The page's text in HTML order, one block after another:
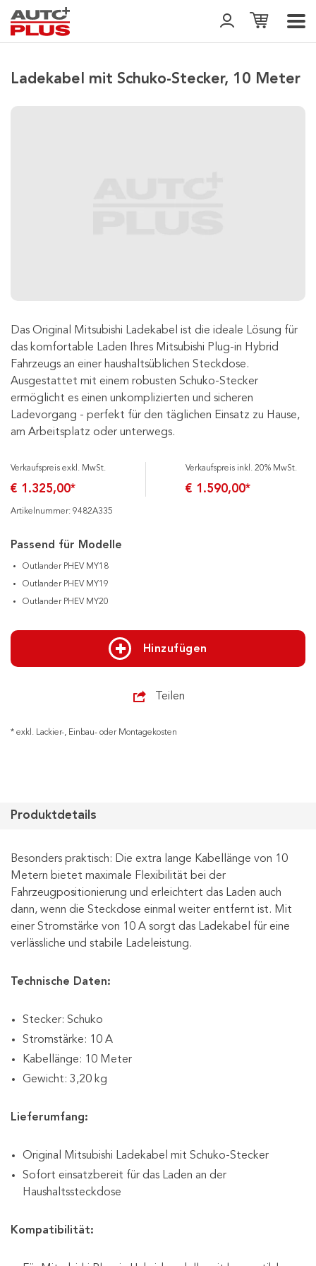
Ladekabel mit Schuko-Stecker, 10 Meter
Das Original Mitsubishi Ladekabel ist die ideale Lösung für
das komfortable Laden Ihres Mitsubishi Plug-in Hybrid
Fahrzeugs an einer haushaltsüblichen Steckdose.
Ausgestattet mit einem robusten Schuko-Stecker
ermöglicht es einen unkomplizierten und sicheren
Ladevorgang - perfekt für den täglichen Einsatz zu Hause,
am Arbeitsplatz oder unterwegs.
Verkaufspreis exkl. MwSt.
€ 1.325,00*
Verkaufspreis inkl. 20% MwSt.
€ 1.590,00*
Artikelnummer: 9482A335
Passend für Modelle
Outlander PHEV MY18
Outlander PHEV MY19
Outlander PHEV MY20
Hinzufügen
Teilen
* exkl. Lackier-, Einbau- oder Montagekosten
Produktdetails
Besonders praktisch: Die extra lange Kabellänge von 10
Metern bietet maximale Flexibilität bei der
Fahrzeugpositionierung und erleichtert das Laden auch
dann, wenn die Steckdose einmal weiter entfernt ist. Mit
einer Stromstärke von 10 A sorgt das Ladekabel für eine
verlässliche und stabile Ladeleistung.
Technische Daten:
Stecker: Schuko
Stromstärke: 10 A
Kabellänge: 10 Meter
Gewicht: 3,20 kg
Lieferumfang:
Original Mitsubishi Ladekabel mit Schuko-Stecker
Sofort einsatzbereit für das Laden an der
Haushaltssteckdose
Kompatibilität: